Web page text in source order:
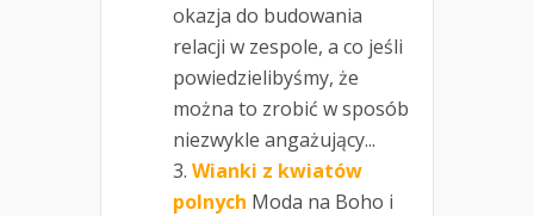
okazja do budowania
relacji w zespole, a co jeśli
powiedzielibyśmy, że
można to zrobić w sposób
niezwykle angażujący...
Wianki z kwiatów
polnych Moda na Boho i